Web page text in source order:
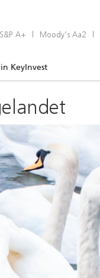
S&P A+ | Moody’s Aa2 |
KeyInvest